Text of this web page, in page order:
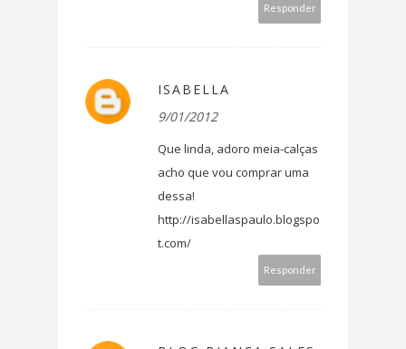
Responder
ISABELLA
9/01/2012
Que linda, adoro meia-calças
acho que vou comprar uma
dessa!
http://isabellaspaulo.blogspo
t.com/
Responder